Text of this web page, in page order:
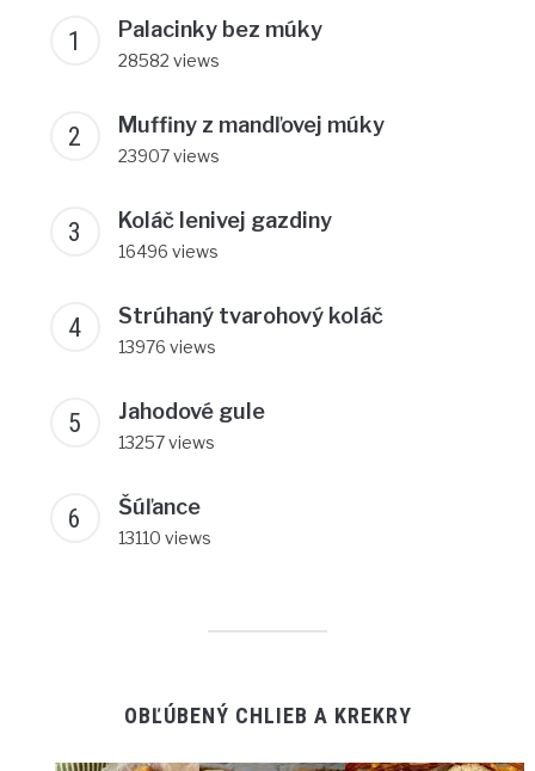
Palacinky bez múky
28582 views
Muffiny z mandľovej múky
23907 views
Koláč lenivej gazdiny
16496 views
Strúhaný tvarohový koláč
13976 views
Jahodové gule
13257 views
Šúľance
13110 views
OBĽÚBENÝ CHLIEB A KREKRY